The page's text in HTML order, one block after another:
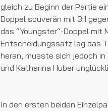
gleich zu Beginn der Partie
Doppel souverän mit 3:1
das “Youngster“-Doppel mit
Entscheidungssatz lag das
heran, musste sich jedoch in
und Katharina Huber
In den ersten beiden